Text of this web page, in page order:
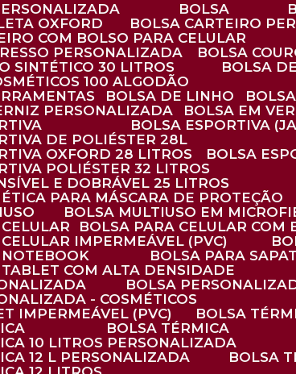
BOLSA
OXFORD
BOLSA CARTEIRO
COM BOLSO PARA CELULAR
PERSONALIZADA
BOLSA
SINTÉTICO 30 LITROS
BOLSA
100 ALGODÃO
BOLSA DE LINHO
PERSONALIZADA
BOLSA EM
BOLSA ESPORTIVA
DE POLIÉSTER 28L
OXFORD 28 LITROS
BOLSA
POLIÉSTER 32 LITROS
E DOBRÁVEL 25 LITROS
PARA MÁSCARA DE PROTEÇÃO
BOLSA MULTIUSO EM
CELULAR
BOLSA PARA CELULAR COM
CELULAR IMPERMEÁVEL (PVC)
NOTEBOOK
BOLSA PARA
TABLET COM ALTA DENSIDADE
BOLSA
- COSMÉTICOS
IMPERMEÁVEL (PVC)
BOLSA
BOLSA TÉRMICA
10 LITROS PERSONALIZADA
12 L PERSONALIZADA
BOLSA